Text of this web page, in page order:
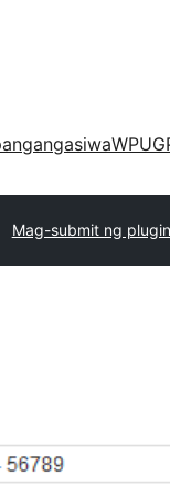
Mag-submit ng plugin